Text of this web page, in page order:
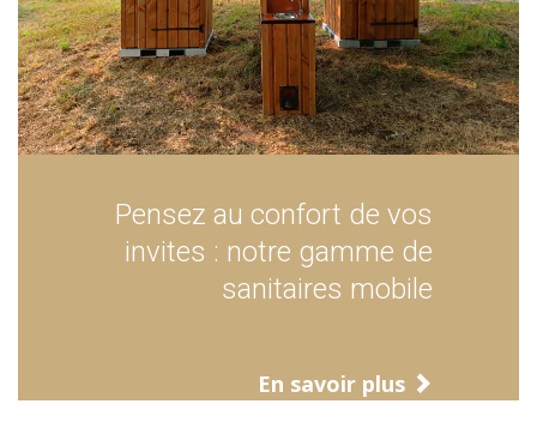
Pensez au confort de vos
invites : notre gamme de
sanitaires mobile
En savoir plus